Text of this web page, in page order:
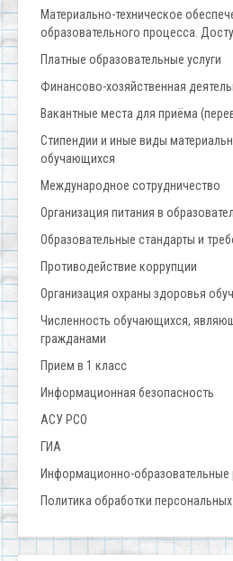
Материально-техническое
образовательного процесса.
Платные образовательные услуги
Финансово-хозяйственная
Вакантные места для приёма
Стипендии и иные виды
обучающихся
Международное сотрудничество
Организация питания в
Образовательные стандарты и
Противодействие коррупции
Организация охраны здоровья
Численность обучающихся,
гражданами
Прием в 1 класс
Информационная безопасность
АСУ РСО
ГИА
Информационно-образовательные
Политика обработки